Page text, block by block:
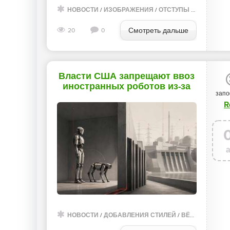
НОВОСТИ / ИЗОБРАЖЕНИЯ / ОТСТУПЫ И ПОЛЯ
20 0 Смотреть дальше
Власти США запрещают ввоз
иностранных роботов из-за
НОВОСТИ / ДОБАВЛЕНИЯ СТИЛЕЙ / ВЁРСТКА